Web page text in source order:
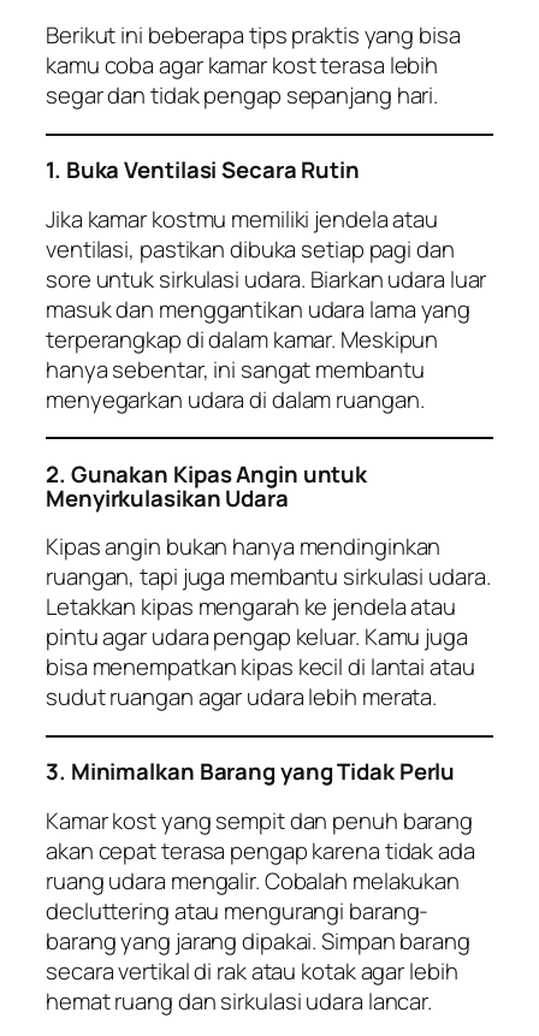
Berikut ini beberapa tips praktis yang bisa
kamu coba agar kamar kost terasa lebih
segar dan tidak pengap sepanjang hari.
1. Buka Ventilasi Secara Rutin
Jika kamar kostmu memiliki jendela atau
ventilasi, pastikan dibuka setiap pagi dan
sore untuk sirkulasi udara. Biarkan udara luar
masuk dan menggantikan udara lama yang
terperangkap di dalam kamar. Meskipun
hanya sebentar, ini sangat membantu
menyegarkan udara di dalam ruangan.
2. Gunakan Kipas Angin untuk
Menyirkulasikan Udara
Kipas angin bukan hanya mendinginkan
ruangan, tapi juga membantu sirkulasi udara.
Letakkan kipas mengarah ke jendela atau
pintu agar udara pengap keluar. Kamu juga
bisa menempatkan kipas kecil di lantai atau
sudut ruangan agar udara lebih merata.
3. Minimalkan Barang yang Tidak Perlu
Kamar kost yang sempit dan penuh barang
akan cepat terasa pengap karena tidak ada
ruang udara mengalir. Cobalah melakukan
decluttering atau mengurangi barang-
barang yang jarang dipakai. Simpan barang
secara vertikal di rak atau kotak agar lebih
hemat ruang dan sirkulasi udara lancar.